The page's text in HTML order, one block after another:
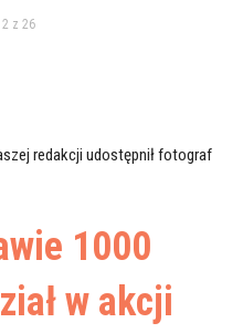
z 26
redakcji udostępnił fotograf
1000
w akcji